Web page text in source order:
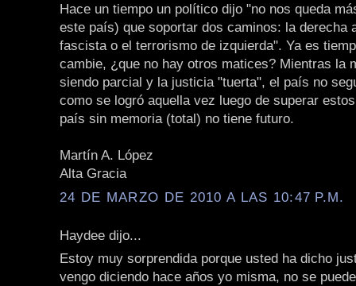
Hace un tiempo un político dijo "no nos queda
este país) que soportar dos caminos: la derecha
fascista o el terrorismo de izquierda". Ya es
cambie, ¿que no hay otros matices? Mientras la
siendo parcial y la justicia "tuerta", el país no
como se logró aquella vez luego de superar
país sin memoria (total) no tiene futuro.
Martín A. López
Alta Gracia
24 DE MARZO DE 2010 A LAS 10:47 P.M.
Haydee dijo...
Estoy muy sorprendida porque usted ha dicho
vengo diciendo hace años yo misma, no se